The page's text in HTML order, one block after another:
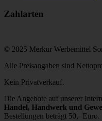
Zahlarten
© 2025 Merkur Werbemittel
Alle Preisangaben sind
Kein Privatverkauf.
Die Angebote auf unserer
Handel, Handwerk und
Bestellungen beträgt 50,- Euro.